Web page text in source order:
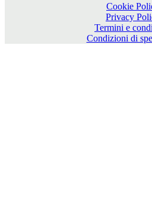
Cookie
Privacy
Termini e
Condizioni di